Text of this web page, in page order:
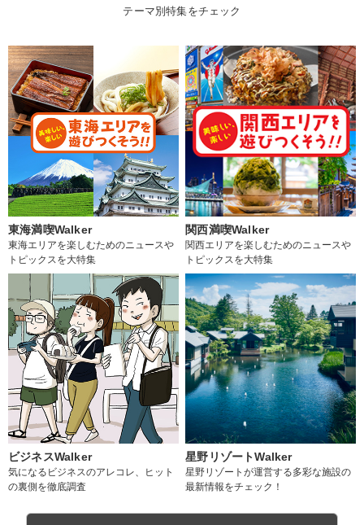
テーマ別特集をチェック
東海満喫Walker
東海エリアを楽しむためのニュースや
トピックスを大特集
関西満喫Walker
関西エリアを楽しむためのニュースや
トピックスを大特集
ビジネスWalker
気になるビジネスのアレコレ、ヒット
の裏側を徹底調査
星野リゾートWalker
星野リゾートが運営する多彩な施設の
最新情報をチェック！